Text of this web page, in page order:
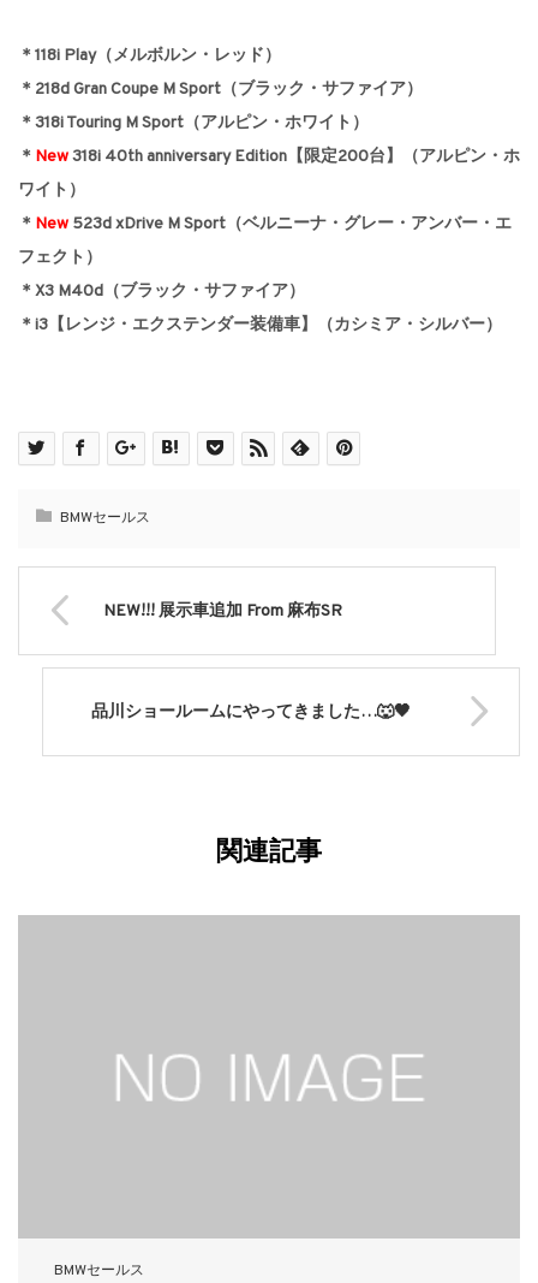
＊118i Play（メルボルン・レッド）
＊218d Gran Coupe M Sport（ブラック・サファイア）
＊318i Touring M Sport（アルピン・ホワイト）
＊ New318i 40th anniversary Edition【限定200台】（アルピン・ホ
ワイト）
＊ New 523d xDrive M Sport（ベルニーナ・グレー・アンバー・エ
フェクト）
＊X3 M40d（ブラック・サファイア）
＊i3【レンジ・エクステンダー装備車】（カシミア・シルバー）
BMWセールス
NEW!!! 展示車追加 From 麻布SR
品川ショールームにやってきました…🐺🖤
関連記事
BMWセールス